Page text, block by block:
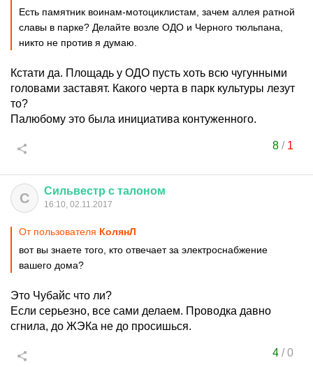
Есть памятник воинам-мотоциклистам, зачем аллея ратной
славы в парке? Делайте возле ОДО и Черного тюльпана,
никто не против я думаю.
Кстати да. Площадь у ОДО пусть хоть всю чугунными
головами заставят. Какого черта в парк культуры лезут
то?
Палюбому это была инициатива контуженного.
8/ 1
С Сильвестр с талоном
16:10, 02.11.2017
От пользователя КолянЛ
вот вы знаете того, кто отвечает за электроснабжение
вашего дома?
Это Чубайс что ли?
Если серьезно, все сами делаем. Проводка давно
сгнила, до ЖЭКа не до просишься.
4/0